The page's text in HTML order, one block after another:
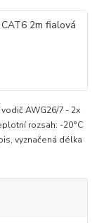
AWG26/7 - 2x
rozsah: -20°C
vyznačená délka